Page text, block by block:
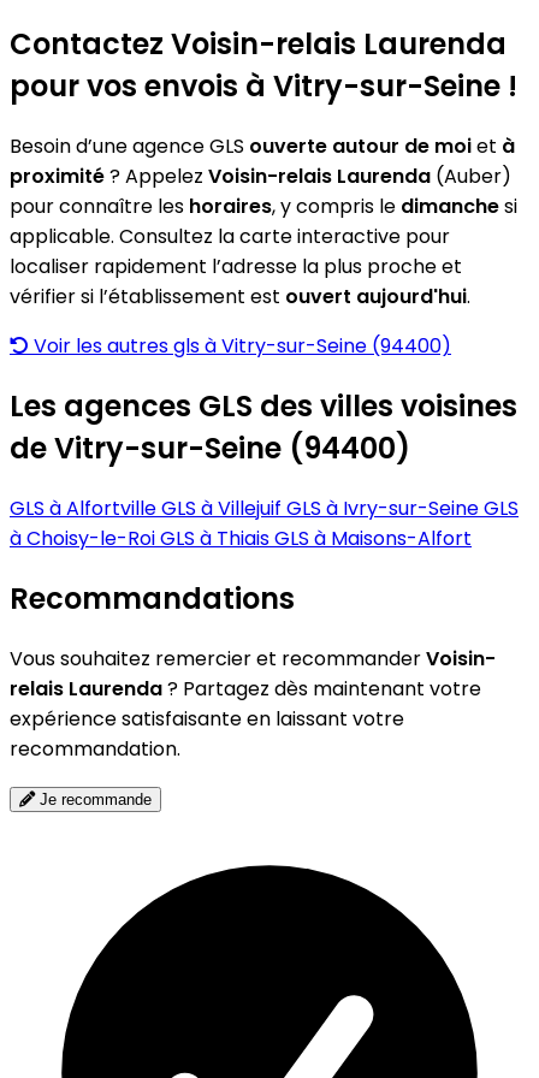
Contactez Voisin-relais Laurenda
pour vos envois à Vitry-sur-Seine !
Besoin d’une agence GLS ouverte autour de moiet à
proximité? Appelez Voisin-relais Laurenda (Auber)
pour connaître les horaires, y compris le dimanchesi
applicable. Consultez la carte interactive pour
localiser rapidement l’adresse la plus proche et
vérifier si l’établissement est ouvert aujourd'hui.
Voir les autres gls à Vitry-sur-Seine (94400)
Les agences GLS des villes voisines
de Vitry-sur-Seine (94400)
GLS à AlfortvilleGLS à Villejuif GLS à Ivry-sur-SeineGLS
à Choisy-le-RoiGLS à ThiaisGLS à Maisons-Alfort
Recommandations
Vous souhaitez remercier et recommanderVoisin-
relais Laurenda? Partagez dès maintenant votre
expérience satisfaisante en laissant votre
recommandation.
Je recommande